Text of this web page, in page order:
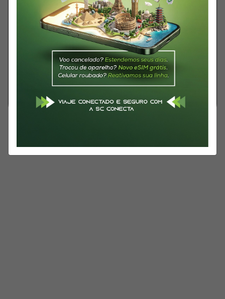
E-MAIL
ENVIAR